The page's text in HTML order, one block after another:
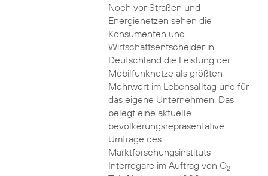
Noch vor Straßen und
Energienetzen sehen die
Konsumenten und
Wirtschaftsentscheider in
Deutschland die Leistung der
Mobilfunknetze als größten
Mehrwert im Lebensalltag und für
das eigene Unternehmen. Das
belegt eine aktuelle
bevölkerungsrepräsentative
Umfrage des
Marktforschungsinstituts
Interrogare im Auftrag von O2